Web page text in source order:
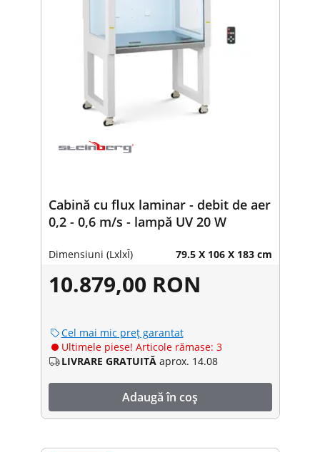
Cabină cu flux laminar - debit de aer
0,2 - 0,6 m/s - lampă UV 20 W
Dimensiuni (LxlxÎ) 79.5 X 106 X 183 cm
10.879,00 RON
Cel mai mic preț garantat
Ultimele piese! Articole rămase: 3
LIVRARE GRATUITĂ aprox. 14.08
Adaugă în coș